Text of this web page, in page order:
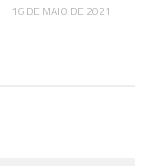
16 DE MAIO DE 2021